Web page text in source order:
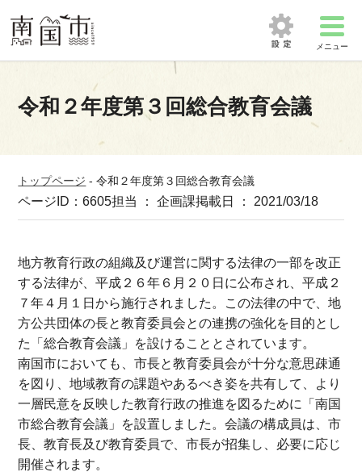
メニュー
令和２年度第３回総合教育会議
トップページ -令和２年度第３回総合教育会議
ページID：6605担当 ： 企画課掲載日 ： 2021/03/18
地方教育行政の組織及び運営に関する法律の一部を改正
する法律が、平成２６年６月２０日に公布され、平成２
７年４月１日から施行されました。この法律の中で、地
方公共団体の長と教育委員会との連携の強化を目的とし
た「総合教育会議」を設けることとされています。
南国市においても、市長と教育委員会が十分な意思疎通
を図り、地域教育の課題やあるべき姿を共有して、より
一層民意を反映した教育行政の推進を図るために「南国
市総合教育会議」を設置しました。会議の構成員は、市
長、教育長及び教育委員で、市長が招集し、必要に応じ
開催されます。